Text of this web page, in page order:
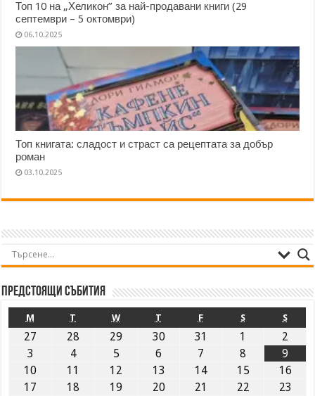
Топ 10 на „Хеликон” за най-продавани книги (29
септември – 5 октомври)
06.10.2025
Топ книгата: сладост и страст са рецептата за добър
роман
03.10.2025
Предстоящи събития
M T W T F S S
27 28 29 30 31 1
2
3
4 5 6 7 8
9
10
11 12 13 14 15
16
17
18 19 20 21 22
23